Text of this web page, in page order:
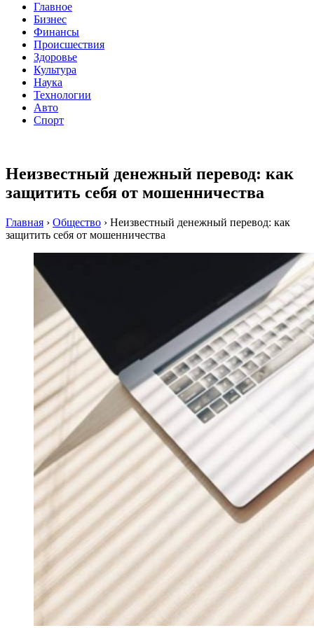
Главное
Бизнес
Финансы
Происшествия
Здоровье
Культура
Наука
Технологии
Авто
Спорт
Неизвестный денежный перевод: как
защитить себя от мошенничества
Главная › Общество › Неизвестный денежный перевод: как
защитить себя от мошенничества